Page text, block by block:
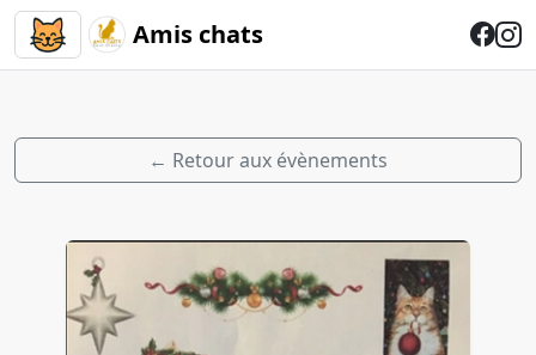
Amis chats
← Retour aux évènements